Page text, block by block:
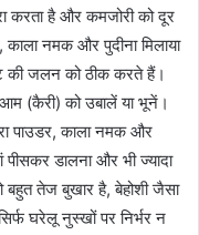
करता है और कमजोरी को दूर
नमक और पुदीना मिलाया
की जलन को ठीक करते हैं।
(कैरी) को उबालें या भूनें।
पाउडर, काला नमक और
पीसकर डालना और भी ज्यादा
तेज बुखार है, बेहोशी जैसा
घरेलू नुस्खों पर निर्भर न